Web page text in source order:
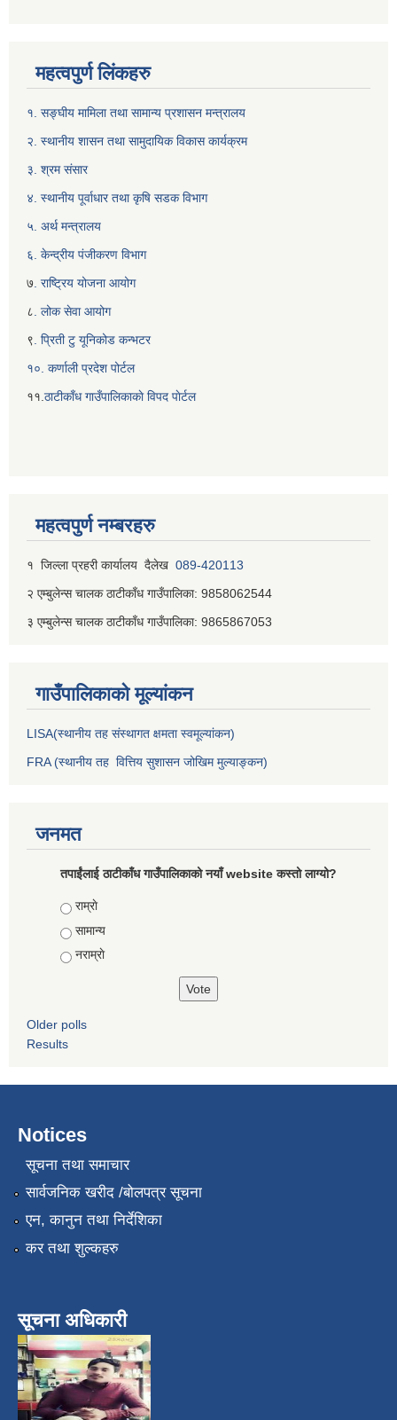
महत्वपुर्ण लिंकहरु
१. सङ्घीय मामिला तथा सामान्य प्रशासन मन्त्रालय
२. स्थानीय शासन तथा सामुदायिक विकास कार्यक्रम
३. श्रम संसार
४. स्थानीय पूर्वाधार तथा कृषि सडक विभाग
५. अर्थ मन्त्रालय
६. केन्द्रीय पंजीकरण विभाग
७. राष्ट्रिय योजना आयोग
८. लोक सेवा आयोग
९. प्रिती टु यूनिकोड कन्भटर
१०. कर्णाली प्रदेश पोर्टल
११.ठाटीकाँध गाउँपालिकाकाे विपद पाेर्टल
महत्वपुर्ण नम्बरहरु
१ जिल्‍ला प्रहरी कार्यालय दैलेख 089-420113
२ एम्बुलेन्स चालक ठाटीकाँध गाउँपालिका: 9858062544
३ एम्बुलेन्स चालक ठाटीकाँध गाउँपालिका: 9865867053
गाउँपालिकाकाे मूल्यांकन
LISA(स्थानीय तह संस्थागत क्षमता स्वमूल्यांकन)
FRA (स्थानीय तह वित्तिय सुशासन जोखिम मुल्याङ्कन)
जनमत
तपाईंलाई ठाटीकाँध गाउँपालिकाको नयाँ website कस्तो लाग्यो?
Choices
राम्राे
सामान्य
नराम्राे
Older polls
Results
Notices
सूचना तथा समाचार
सार्वजनिक खरीद /बोलपत्र सूचना
एन, कानुन तथा निर्देशिका
कर तथा शुल्कहरु
सूचना अधिकारी